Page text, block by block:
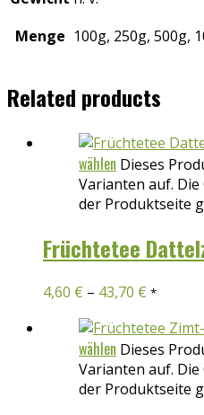
Menge 100g, 250g, 500g,
Related products
wählen Dieses
Varianten auf.
der Produktseite
Früchtetee
4,60 € – 43,70 € *
wählen Dieses
Varianten auf.
der Produktseite